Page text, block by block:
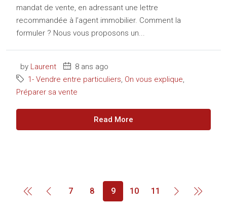
mandat de vente, en adressant une lettre
recommandée à l’agent immobilier. Comment la
formuler ? Nous vous proposons un...
by Laurent
8 ans ago
1- Vendre entre particuliers, On vous explique,
Préparer sa vente
Read More
7 8 9 10 11